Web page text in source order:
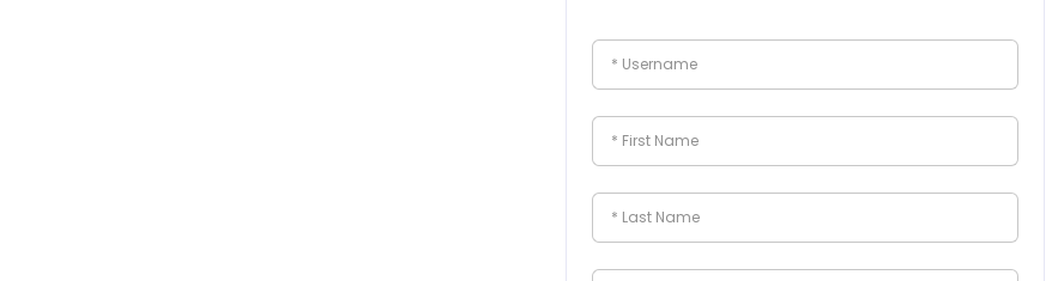
* Username
* First Name
* Last Name